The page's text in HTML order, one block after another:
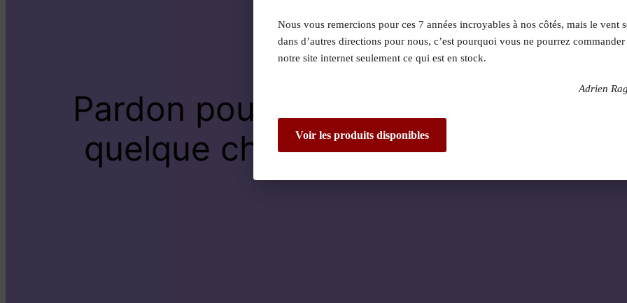
Pardon pour le dérangement !
quelque chose de fantastique –
Nous vous remercions pour ces 7 années incroyables à nos côtés, mais le vent
dans d’autres directions pour nous, c’est pourquoi vous ne pourrez
notre site internet seulement ce qui est en stock.
Adrien
Voir les produits disponibles